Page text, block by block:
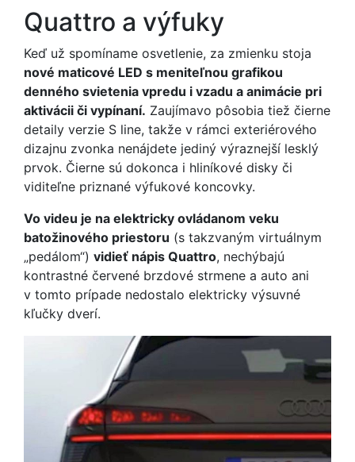
Quattro a výfuky
Keď už spomíname osvetlenie, za zmienku stoja
nové maticové LED s meniteľnou grafikou
denného svietenia vpredu i vzadu a animácie pri
aktivácii či vypínaní. Zaujímavo pôsobia tiež čierne
detaily verzie S line, takže v rámci exteriérového
dizajnu zvonka nenájdete jediný výraznejší lesklý
prvok. Čierne sú dokonca i hliníkové disky či
viditeľne priznané výfukové koncovky.
Vo videu je na elektricky ovládanom veku
batožinového priestoru (s takzvaným virtuálnym
„pedálom“) vidieť nápis Quattro, nechýbajú
kontrastné červené brzdové strmene a auto ani
v tomto prípade nedostalo elektricky výsuvné
kľučky dverí.